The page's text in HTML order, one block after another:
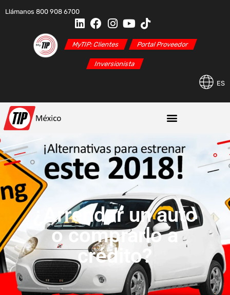
Llámanos 800 908 6700
MyTIP: Clientes Portal Proveedor
Inversionista
ES
¿Arrendar un auto
o comprarlo a
crédito?